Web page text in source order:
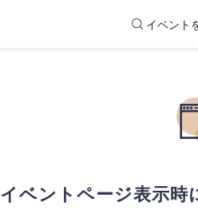
イベント
イベントページ表示時